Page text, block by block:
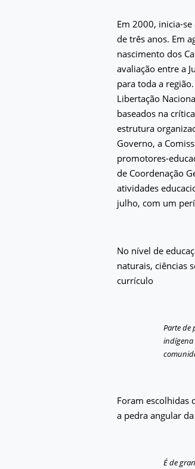
Em 2000, inicia-se
de três anos. Em
nascimento dos
avaliação entre a
para toda a
Libertação
baseados na
estrutura
Governo, a
promotores-
de Coordenação
atividades
julho, com um
No nível de
naturais, ciências
currículo
Parte de
indígena
Foram escolhidas
a pedra angular
É de